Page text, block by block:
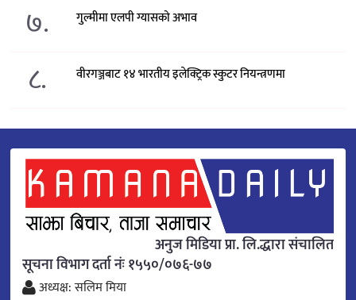
७. गुल्मीमा एलपी ग्यासको अभाव
८. वीरगञ्जबाट १४ भारतीय इलेक्ट्रिक स्कुटर नियन्त्रणमा
अनुज मिडिया प्रा. लि.द्धारा संचालित
सूचना विभाग दर्ता नंः १५५०/०७६-७७
अध्यक्ष: सलिम मिया